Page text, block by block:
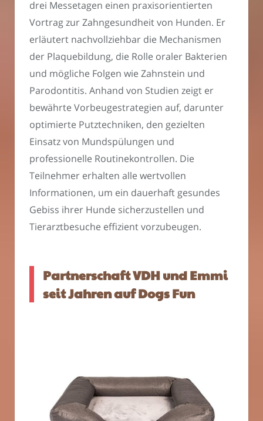
drei Messetagen einen praxisorientierten
Vortrag zur Zahngesundheit von Hunden. Er
erläutert nachvollziehbar die Mechanismen
der Plaquebildung, die Rolle oraler Bakterien
und mögliche Folgen wie Zahnstein und
Parodontitis. Anhand von Studien zeigt er
bewährte Vorbeugestrategien auf, darunter
optimierte Putztechniken, den gezielten
Einsatz von Mundspülungen und
professionelle Routinekontrollen. Die
Teilnehmer erhalten alle wertvollen
Informationen, um ein dauerhaft gesundes
Gebiss ihrer Hunde sicherzustellen und
Tierarztbesuche effizient vorzubeugen.
Partnerschaft VDH und Emmi
seit Jahren auf Dogs Fun